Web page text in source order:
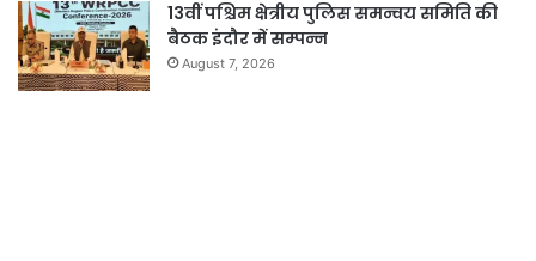
13वीं पश्चिम क्षेत्रीय पुलिस समन्वय समिति की
बैठक इंदौर में सम्पन्न
August 7, 2026